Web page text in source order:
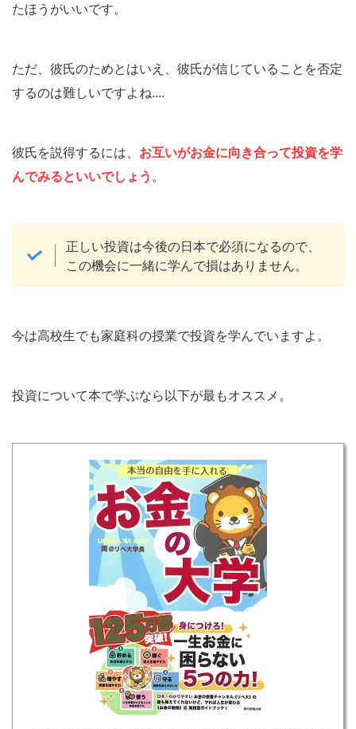
たほうがいいです。
ただ、彼氏のためとはいえ、彼氏が信じていることを否定
するのは難しいですよね....
彼氏を説得するには、 お互いがお金に向き合って投資を学
んでみるといいでしょう 。
正しい投資は今後の日本で必須になるので、
この機会に一緒に学んで損はありません。
今は高校生でも家庭科の授業で投資を学んでいますよ。
投資について本で学ぶなら以下が最もオススメ。